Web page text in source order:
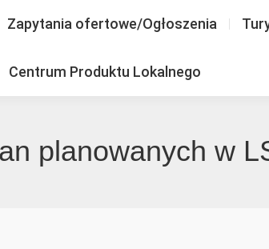
Zapytania ofertowe/Ogłoszenia
Centrum Produktu Lokalnego
planowanych w